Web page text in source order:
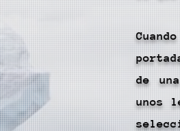
de
unos